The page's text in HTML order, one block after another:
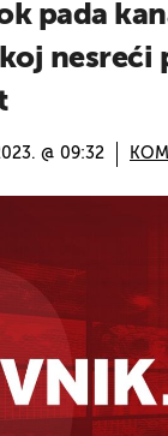
pada
nesreći
@ 09:32